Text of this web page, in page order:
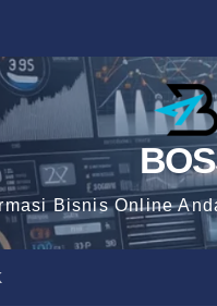
Bisnis Online